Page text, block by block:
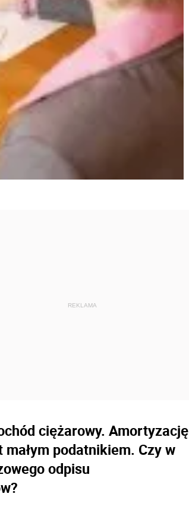
ciężarowy. Amortyzację
podatnikiem. Czy w
odpisu